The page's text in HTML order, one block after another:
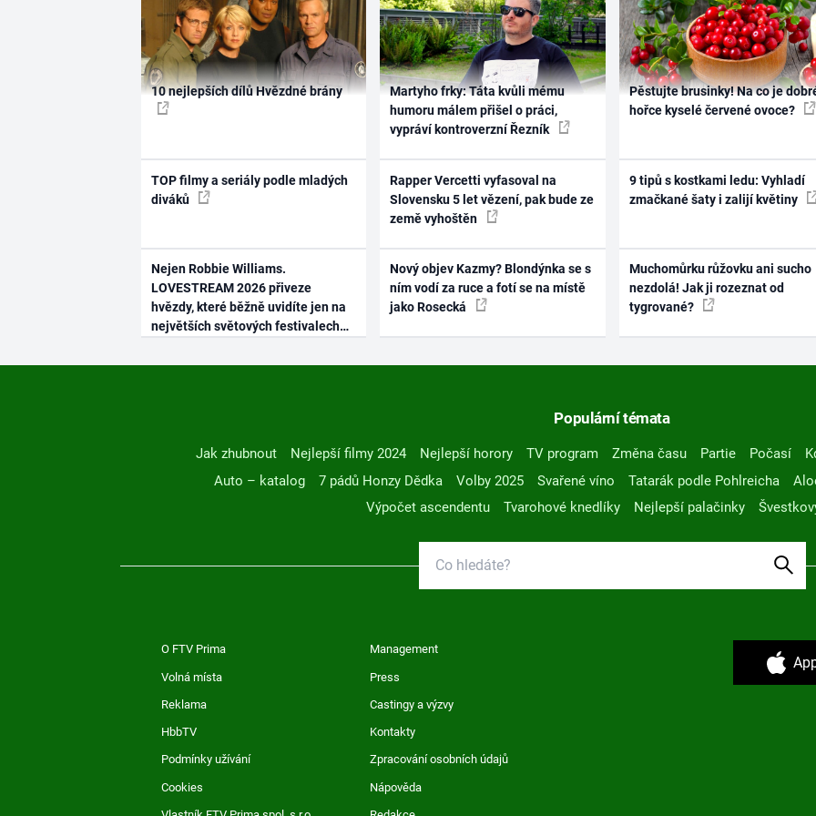
10 nejlepších dílů Hvězdné brány
TOP filmy a seriály podle mladých
diváků
Nejen Robbie Williams.
LOVESTREAM 2026 přiveze
hvězdy, které běžně uvidíte jen na
největších světových festivalech
Martyho frky: Táta kvůli mému
humoru málem přišel o práci,
vypráví kontroverzní Řezník
Rapper Vercetti vyfasoval na
Slovensku 5 let vězení, pak bude ze
země vyhoštěn
Nový objev Kazmy? Blondýnka se s
ním vodí za ruce a fotí se na místě
jako Rosecká
Pěstujte brusinky! Na co je
hořce kyselé červené ovoce?
9 tipů s kostkami ledu: Vyhladí
zmačkané šaty i zalijí květiny
Muchomůrku růžovku ani sucho
nezdolá! Jak ji rozeznat od
tygrované?
Populární témata
Jak zhubnout Nejlepší filmy 2024 Nejlepší horory TV program Změna času Partie Počasí
Auto – katalog
7 pádů Honzy Dědka Volby 2025 Svařené víno Tatarák podle Pohlreicha
Výpočet ascendentu
Tvarohové knedlíky Nejlepší palačinky
O FTV Prima Management
Volná místa Press
Reklama Castingy a výzvy
HbbTV Kontakty
Podmínky užívání Zpracování osobních údajů
Cookies Nápověda